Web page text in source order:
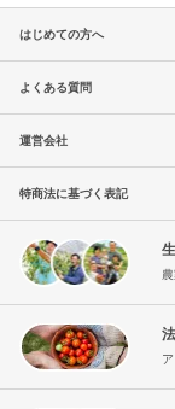
はじめての方へ
よくある質問
運営会社
特商法に基づく表記